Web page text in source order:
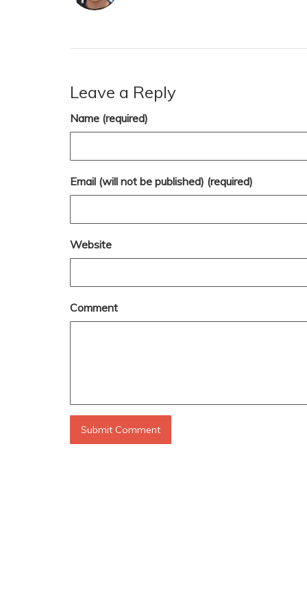
Leave a Reply
Name (required)
Email (will not be published) (required)
Website
Comment